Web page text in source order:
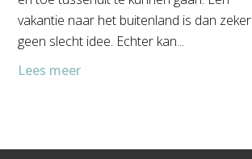
vakantie naar het buitenland is dan zeker
geen slecht idee. Echter kan...
Lees meer